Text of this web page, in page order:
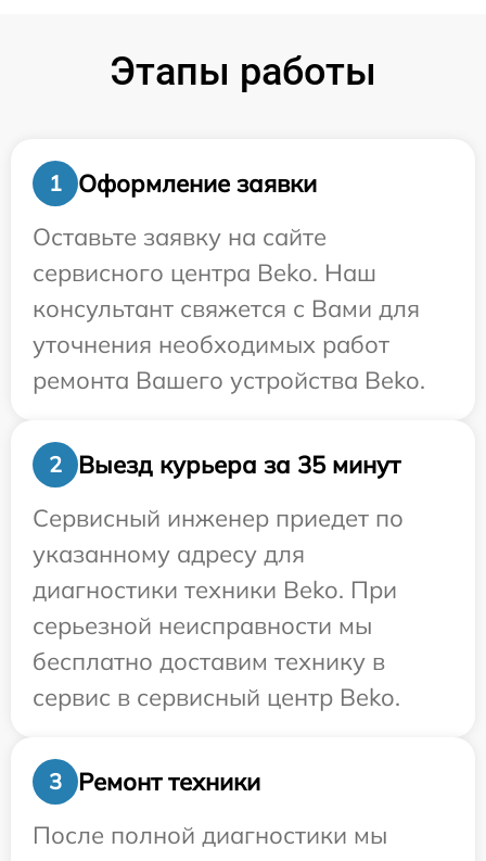
Этапы работы
1
Оформление заявки
Оставьте заявку на сайте
сервисного центра Beko. Наш
консультант свяжется с Вами для
уточнения необходимых работ
ремонта Вашего устройства Beko.
2
Выезд курьера за 35 минут
Сервисный инженер приедет по
указанному адресу для
диагностики техники Beko. При
серьезной неисправности мы
бесплатно доставим технику в
сервис в сервисный центр Beko.
3
Ремонт техники
После полной диагностики мы